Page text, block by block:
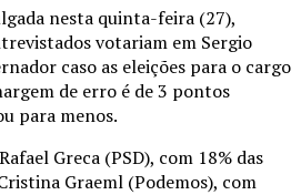
nesta quinta-feira (27),
votariam em Sergio
caso as eleições para o cargo
de erro é de 3 pontos
para menos.
Greca (PSD), com 18% das
Graeml (Podemos), com